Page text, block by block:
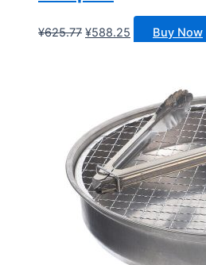
¥625.77 原
¥588.25
为：
¥588.25。
Buy Now